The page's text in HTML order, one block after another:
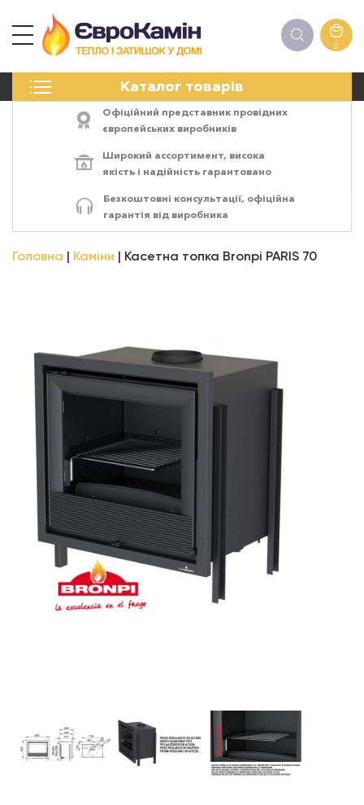
0
Каталог товарів
ПЕЧІ
ЕЛЕКТРОКАМІНИ
АКСЕСУАРИ
Офіційний представник провідних
європейських виробників
Широкий ассортимент, висока
якість і надійність гарантовано
Безкоштовні консультації, офіційна
гарантія від виробника
Головна Каміни Касетна топка Bronpi PARIS 70